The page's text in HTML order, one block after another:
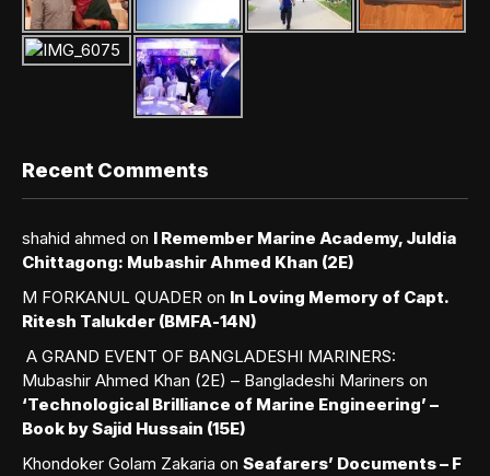
Recent Comments
shahid ahmed on I Remember Marine Academy, Juldia
Chittagong: Mubashir Ahmed Khan (2E)
M FORKANUL QUADER on In Loving Memory of Capt.
Ritesh Talukder (BMFA-14N)
A GRAND EVENT OF BANGLADESHI MARINERS:
Mubashir Ahmed Khan (2E) – Bangladeshi Mariners on
‘Technological Brilliance of Marine Engineering’ –
Book by Sajid Hussain (15E)
Khondoker Golam Zakaria on Seafarers’ Documents – F